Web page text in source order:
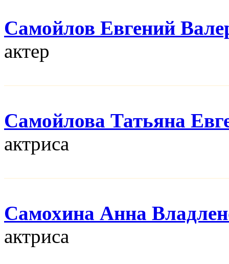
Самойлов Евгений
актер
Самойлова Татьяна
актриса
Самохина Анна
актриса